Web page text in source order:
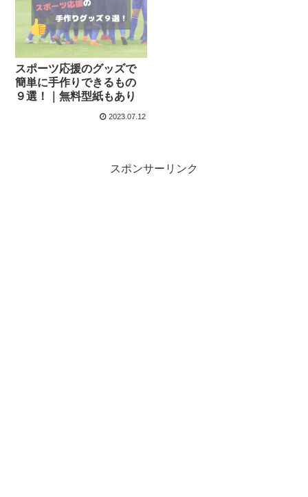
スポーツ応援のグッズで
簡単に手作りできるもの
９選！｜無料型紙もあり
2023.07.12
スポンサーリンク